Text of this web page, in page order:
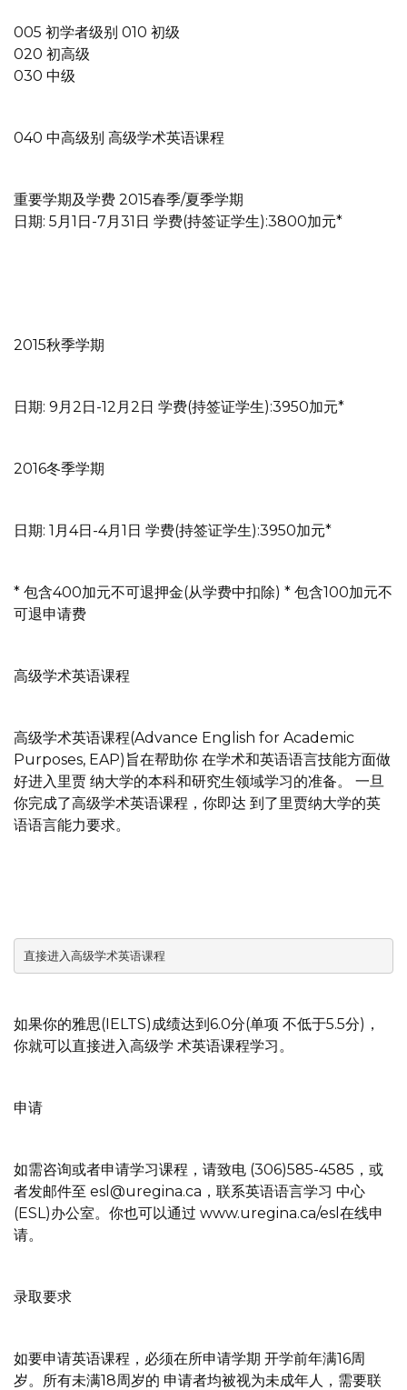
005 初学者级别 010 初级
020 初高级
030 中级
040 中高级别 高级学术英语课程
重要学期及学费 2015春季/夏季学期
日期: 5月1日-7月31日 学费(持签证学生):3800加元*
2015秋季学期
日期: 9月2日-12月2日 学费(持签证学生):3950加元*
2016冬季学期
日期: 1月4日-4月1日 学费(持签证学生):3950加元*
* 包含400加元不可退押金(从学费中扣除) * 包含100加元不
可退申请费
高级学术英语课程
高级学术英语课程(Advance English for Academic
Purposes, EAP)旨在帮助你 在学术和英语语言技能方面做
好进入里贾 纳大学的本科和研究生领域学习的准备。 一旦
你完成了高级学术英语课程，你即达 到了里贾纳大学的英
语语言能力要求。
直接进入高级学术英语课程
如果你的雅思(IELTS)成绩达到6.0分(单项 不低于5.5分)，
你就可以直接进入高级学 术英语课程学习。
申请
如需咨询或者申请学习课程，请致电 (306)585-4585，或
者发邮件至 esl@uregina.ca，联系英语语言学习 中心
(ESL)办公室。你也可以通过 www.uregina.ca/esl在线申
请。
录取要求
如要申请英语课程，必须在所申请学期 开学前年满16周
岁。所有未满18周岁的 申请者均被视为未成年人，需要联